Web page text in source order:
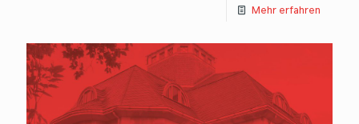
Mehr erfahren